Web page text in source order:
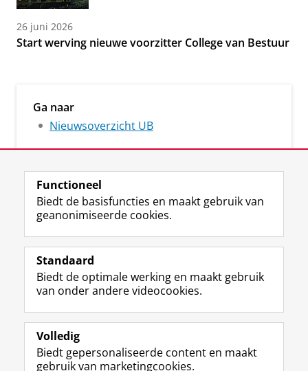
26 juni 2026
Start werving nieuwe voorzitter College van Bestuur
Ga naar
Nieuwsoverzicht UB
Volg ons op
M
a
t
o
o
p
r
I
n
t
r
m
-
De UB voor medewerkers
Praktisch
Over de UB
Functioneel
Biedt de basisfuncties en maakt gebruik van
geanonimiseerde cookies.
Standaard
Biedt de optimale werking en maakt gebruik
van onder andere videocookies.
Volledig
Biedt gepersonaliseerde content en maakt
gebruik van marketingcookies.